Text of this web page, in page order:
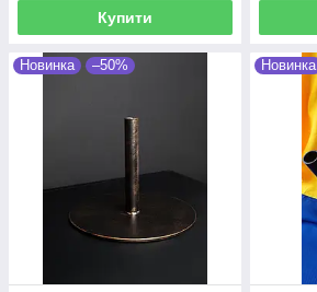
Купити
Новинка –50% Новинка